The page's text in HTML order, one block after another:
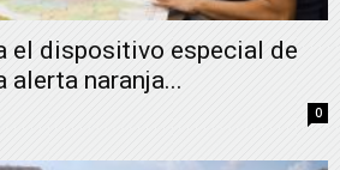
el dispositivo especial de
alerta naranja...
0